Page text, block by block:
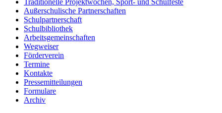
Traditionelle Projektwochen, Sport- und Schulfeste
Außerschulische Partnerschaften
Schulpartnerschaft
Schulbibliothek
Arbeitsgemeinschaften
Wegweiser
Förderverein
Termine
Kontakte
Pressemitteilungen
Formulare
Archiv